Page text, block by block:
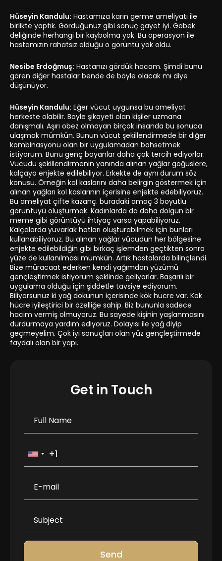
Hüseyin Kandulu: Hastamıza karın germe ameliyatı ile
birlikte yaptık. Gördüğünüz gibi sonuç gayet iyi. Göbek
deliğinde herhangi bir kaybolma yok. Bu operasyon ile
hastamızın rahatsız olduğu o görüntü yok oldu.
Nesibe Erdoğmuş: Hastanızı gördük hocam. Şimdi bunu
gören diğer hastalar bende de böyle olacak mı diye
düşünüyor.
Hüseyin Kandulu: Eğer vücut uygunsa bu ameliyat
herkeste olabilir. Böyle şikayeti olan kişiler uzmana
danışmalı. Aşırı obez olmayan birçok insanda bu sonuca
ulaşmak mümkün. Bunun vücut şekillendirmede bir diğer
kombinasyonu olan bir uygulamadan bahsetmek
istiyorum. Bunu genç bayanlar daha çok tercih ediyorlar.
Vücudu şekillendirmenin yanında alınan yağlar göğüslere,
kalçaya enjekte edilebiliyor. Erkekte de aynı durum söz
konusu. Örneğin kol kaslarını daha belirgin göstermek için
alınan yağları kol kaslarının içerisine enjekte edebiliyoruz.
Bu ameliyat çifte kazanç. buradaki amaç 3 boyutlu
görüntüyü oluşturmak. Kadınlarda da daha dolgun bir
meme gibi görüntüyü ihtiyaç varsa yapabiliyoruz.
Kalçalarda yuvarlak hatları oluşturabilmek için bunları
kullanabiliyoruz. Bu alınan yağlar vücudun her bölgesine
enjekte edilebildiğin gibi birkaç işlemden geçtikten sonra
yüze de kullanılması mümkün. Artık hastalarda bilinçlendi.
Bize müracaat ederken kendi yağımdan yüzümü
gençleştirmek istiyorum şeklinde geliyorlar. Başarılı bir
uygulama olduğu için şiddetle tavsiye ediyorum.
Biliyorsunuz ki yağ dokunun içerisinde kök hücre var. Kök
hücre iyileştirici bir özelliğe sahip. Biz bununla sadece
hacim vermiş olmuyoruz. Bu sayede kişinin yaşlanmasını
durdurmaya yardım ediyoruz. Dolayısı ile yağ diyip
geçmeyelim. Çok iyi sonuçları olan yüz gençleştirmede
faydalı olan bir yapı.
Get in Touch
Send